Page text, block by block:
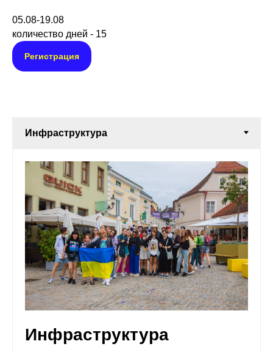
05.08-19.08
количество дней - 15
Регистрация
Инфраструктура